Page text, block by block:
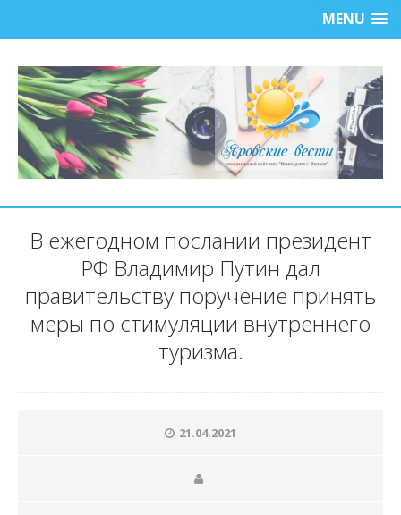
MENU
В ежегодном послании президент
РФ Владимир Путин дал
правительству поручение принять
меры по стимуляции внутреннего
туризма.
21.04.2021